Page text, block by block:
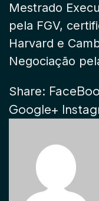
Mestrado
pela FGV,
Harvard e
Negociação
Share:
Google+